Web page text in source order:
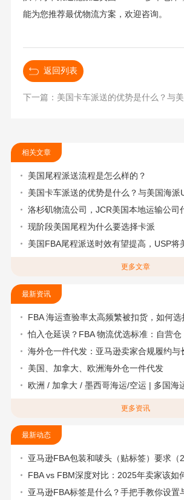
能为您推荐最优物流方案，欢迎咨询。
返回列表
相关文章
美国尾程派送流程是怎么样的？
美国卡车派送的优势是什么？与美国海派UPS/
洛杉矶物流公司，JCR美国本地运输公司
现阶段美国尾程为什么要选择卡派
美国FBA尾程派送时效有望提高，USP将美国主要
更多文章
最新资讯
FBA 海运查验率太高频繁被扣货，如何选择
怕入仓延误？FBA 物流优选标准：自营仓 + 自
海外仓一件代发：亚马逊卖家合规履约与
美国、加拿大、欧洲海外仓一件代发
欧洲 / 加拿大 / 墨西哥海运/空运 | 多国海
更多资讯
最新动态
亚马逊FBA包装和唛头（贴标签）要求（
FBA vs FBM深度对比：2025年卖家该如何选择
亚马逊FBA标签是什么？手把手教你设置与避